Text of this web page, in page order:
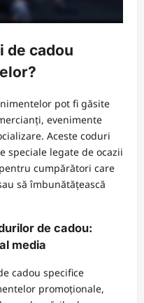
de cadou
pot fi găsite
evenimente
Aceste coduri
speciale legate de ocazii
cumpărători care
să îmbunătățească
de cadou:
media
cadou specifice
promoționale,